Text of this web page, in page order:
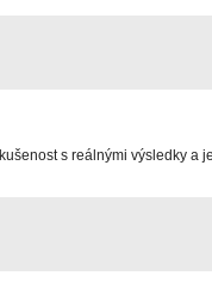
s reálnými výsledky a